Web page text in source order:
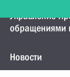
Управление
обращениями
Новости